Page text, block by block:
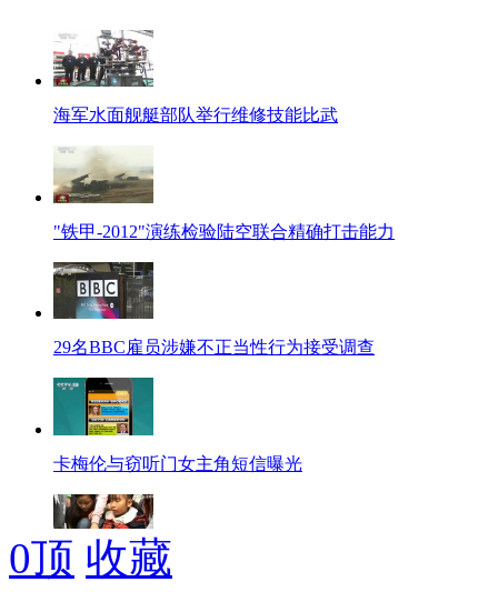
海军水面舰艇部队举行维修技能比武
"铁甲-2012"演练检验陆空联合精确打击能力
29名BBC雇员涉嫌不正当性行为接受调查
卡梅伦与窃听门女主角短信曝光
实拍:老人摔倒 众小学生相助感人现场
0顶 收藏